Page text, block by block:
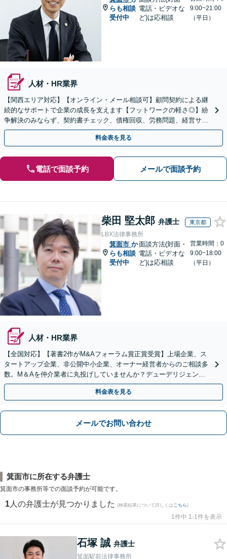
らも相談
受付中
電話・ビデオな
ど)は応相談
9:00~21:00
（平日）
人材・HR業界
【関西エリア対応】【オンライン・メール相談可】顧問契約による継
続的なサポートで企業の成長を支えます【フットワークの軽さ◎】紛
争解決のみならず、契約書チェック、債権回収、労務問題、経営サポ
ートを含む予防法務に対応
料金表を見る
電話で面談予約 メールで面談予約
柴田 堅太郎 弁護士 東京都
LBX法律事務所
箕面市 か
らも相談
受付中
面談方法(対面・
電話・ビデオな
ど)は応相談
営業時間：0
9:00~18:00
（平日）
人材・HR業界
【全国対応】【著書2作がM&Aフォーラム賞正賞受賞】上場企業、ス
タートアップ企業、非公開中小企業、オーナー経営者からのご相談多
数。M＆Aを仲介業者に丸投げしていませんか？デューデリジェンス
や契約書作成・交渉はお任せください【初回無料】
料金表を見る
メールでお問い合わせ
箕面市に所在する弁護士
箕面市の事務所等での面談予約が可能です。
1 人の弁護士が見つかりました (検索結果について詳しくは こちら)
1件中 1-1件を表示
石塚 誠 弁護士
箕面駅前法律事務所